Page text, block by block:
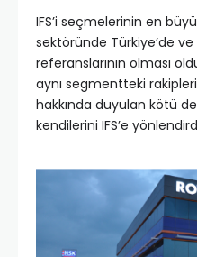
IFS’i seçmelerinin en
sektöründe Türkiye’de
referanslarının olması
aynı segmentteki
hakkında duyulan kötü
kendilerini IFS’e